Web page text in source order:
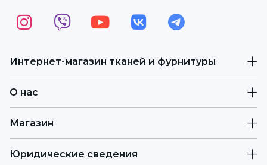
Интернет-магазин тканей и фурнитуры
О нас
Магазин
Юридические сведения